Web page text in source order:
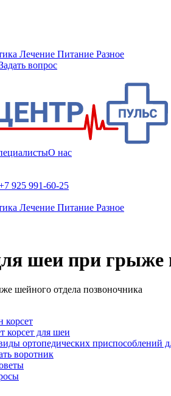
Лечение Питание Разное
вопрос
О нас
925 991-60-25
Лечение Питание Разное
шеи при грыже
корсет
корсет для шеи
ортопедических приспособлений
воротник